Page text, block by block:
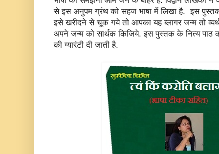
से इस अनुपम ग्रंथ को सहज भाषा में लिखा है. इस
इसे खरीदने से चूक गये तो आपका यह ब्लागर जन्म तो
अपने जन्म को सार्थक किजिये. इस पुस्तक के नित्य पाठ
की ग्यारंटी दी जाती है.